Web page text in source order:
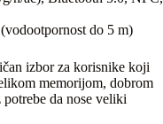
do 5 m)
izbor za korisnike koji
memorijom, dobrom
da nose veliki